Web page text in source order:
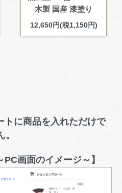
木製 国産 漆塗り
12,650円(税1,150円)
に商品を入れただけで
PC画面のイメージ～】